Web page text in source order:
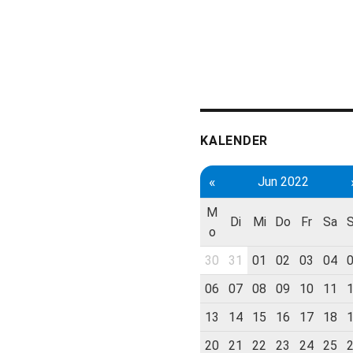
KALENDER
« Jun 2022
M
o
Di Mi Do Fr Sa
30 31 01 02 03 04
06
07 08 09 10 11
13
14 15 16 17 18
20
21 22 23 24 25